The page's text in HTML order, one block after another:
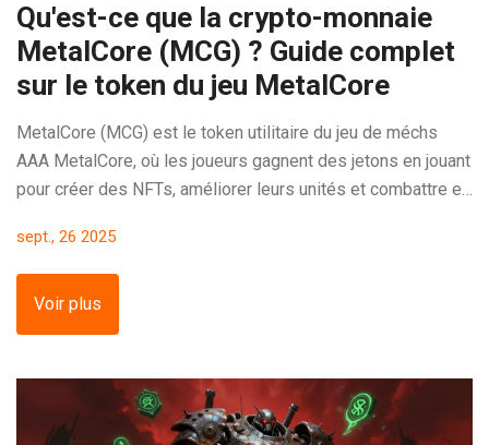
Qu'est-ce que la crypto-monnaie
MetalCore (MCG) ? Guide complet
sur le token du jeu MetalCore
MetalCore (MCG) est le token utilitaire du jeu de méchs
AAA MetalCore, où les joueurs gagnent des jetons en jouant
pour créer des NFTs, améliorer leurs unités et combattre en
de jeu profondément intégré.
sept., 26 2025
Voir plus